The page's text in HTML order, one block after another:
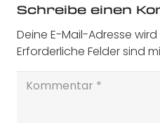
Schreibe einen
Deine E-Mail-Adresse
Erforderliche Felder sind